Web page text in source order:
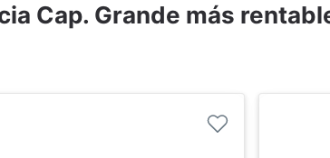
Cap. Grande más